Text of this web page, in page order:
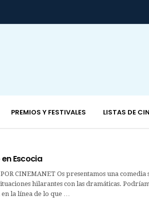
PREMIOS Y FESTIVALES LISTAS DE
Escocia
CINEMANET Os presentamos una comedia
hilarantes con las dramáticas.
la línea de lo que …